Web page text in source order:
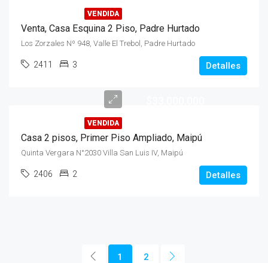
VENDIDA
Venta, Casa Esquina 2 Piso, Padre Hurtado
Los Zorzales Nº 948, Valle El Trebol, Padre Hurtado
2411 3 Detalles
VENDIDA
Casa 2 pisos, Primer Piso Ampliado, Maipú
Quinta Vergara N°2030 Villa San Luis IV, Maipú
2406 2 Detalles
1 2